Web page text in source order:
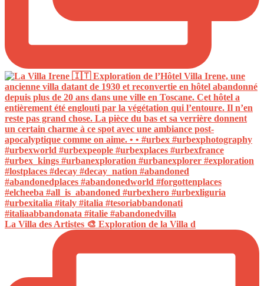
La Villa des Artistes 🎨 Exploration de la Villa d